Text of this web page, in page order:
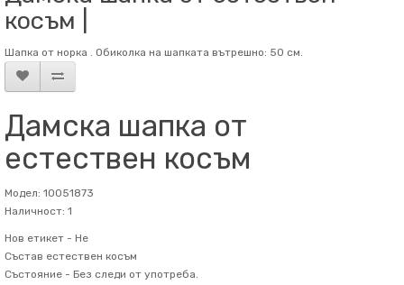
косъм |
Шапка от норка . Обиколка на шапката вътрешно: 50 см.
Дамска шапка от
естествен косъм
Модел: 10051873
Наличност: 1
Нов етикет - Не
Състав естествен косъм
Състояние - Без следи от употреба.